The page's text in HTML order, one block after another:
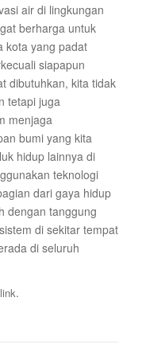
air di lingkungan
berharga untuk
kota yang padat
siapapun
dibutuhkan, kita tidak
tetapi juga
menjaga
bumi yang kita
hidup lainnya di
teknologi
dari gaya hidup
dengan tanggung
di sekitar tempat
di seluruh
.